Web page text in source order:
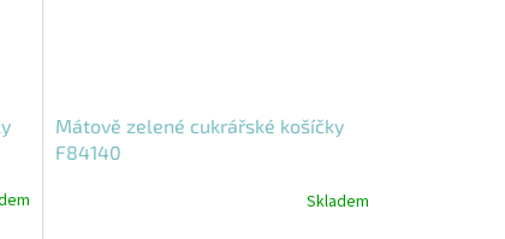
Mátově zelené cukrářské košíčky
F84140
Skladem